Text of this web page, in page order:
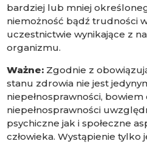
bardziej lub mniej
niemożność bądź trudności
uczestnictwie wynikające z
organizmu.
Ważne: Zgodnie z
stanu zdrowia nie jest
niepełnosprawności,
niepełnosprawności
psychiczne jak i społeczne
człowieka. Wystąpienie